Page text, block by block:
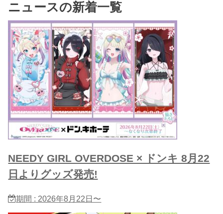
ニュースの新着一覧
NEEDY GIRL OVERDOSE × ドンキ 8月22
日よりグッズ発売!
期間 : 2026年8月22日〜